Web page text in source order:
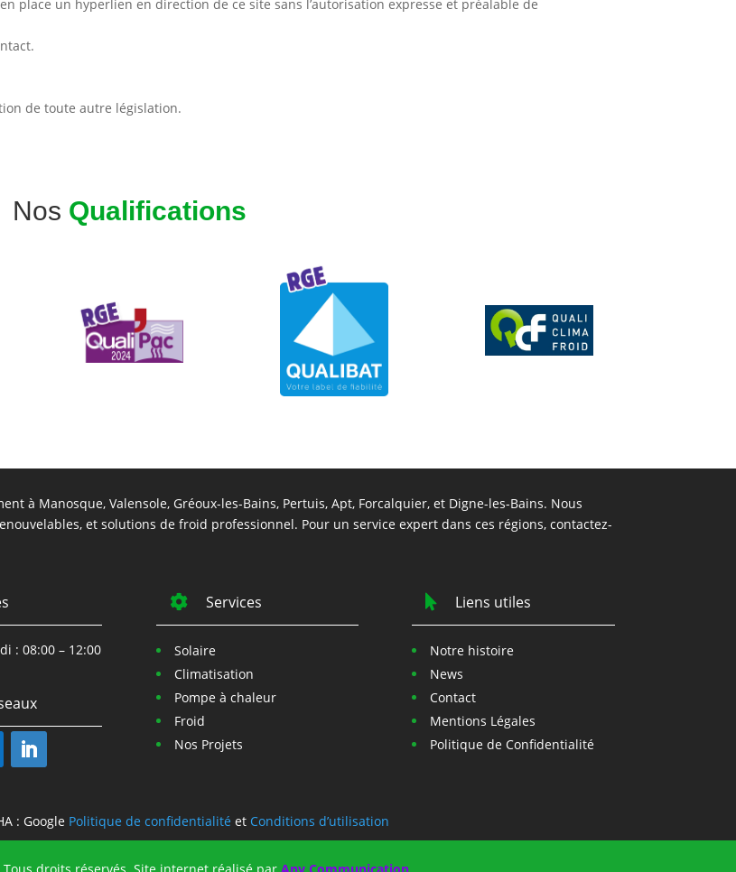
place un hyperlien en direction de ce site sans l’autorisation expresse et préalable de
de toute autre législation.
Nos Qualifications
à Manosque, Valensole, Gréoux-les-Bains, Pertuis, Apt, Forcalquier, et Digne-les-Bains. Nous
et solutions de froid professionnel. Pour un service expert dans ces régions, contactez-
: 08:00 – 12:00
 Services
Solaire
Climatisation
Pompe à chaleur
Froid
Nos Projets
 Liens utiles
Notre histoire
News
Contact
Mentions Légales
Politique de Confidentialité
: Google Politique de confidentialité et Conditions d’utilisation